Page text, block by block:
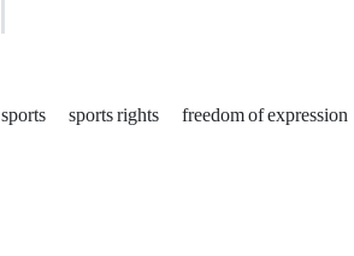
sports sports rights freedom of expression